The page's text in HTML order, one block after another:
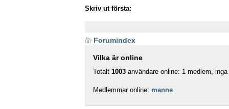
Skriv ut första:
Forumindex
Vilka är online
Totalt 1003 användare online: 1 medlem,
Medlemmar online: manne